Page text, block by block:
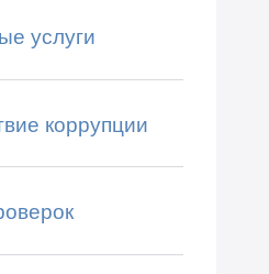
услуги
коррупции